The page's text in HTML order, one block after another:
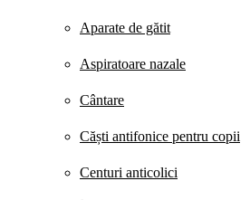
Aparate de gătit
Aspiratoare nazale
Cântare
Căști antifonice pentru copii
Centuri anticolici